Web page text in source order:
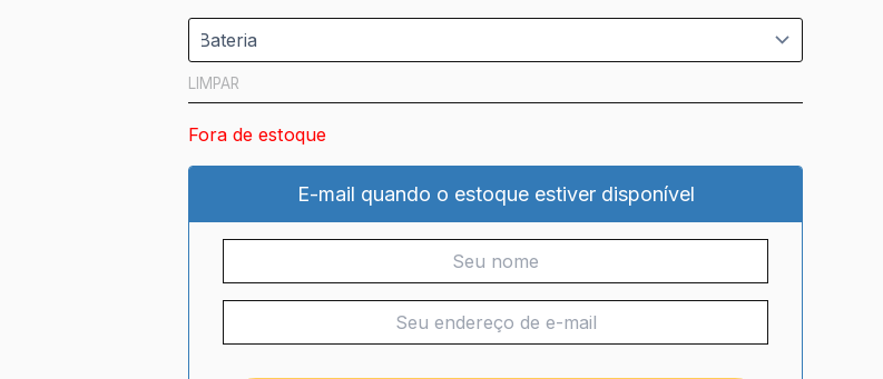
LIMPAR
Fora de estoque
E-mail quando o estoque estiver disponível